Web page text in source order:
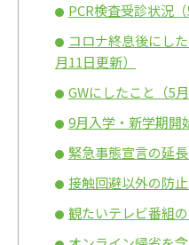
PCR検査受診状況（
コロナ終息後にし
月11日更新）
GWにしたこと（5月
9月入学・新学期開
緊急事態宣言の延
接触回避以外の防
観たいテレビ番組